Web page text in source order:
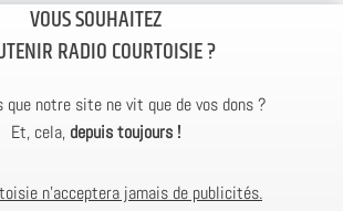
VOUS SOUHAITEZ
RADIO COURTOISIE ?
que notre site ne vit que de vos dons ?
Et, cela, depuis toujours !
n’acceptera jamais de publicités.